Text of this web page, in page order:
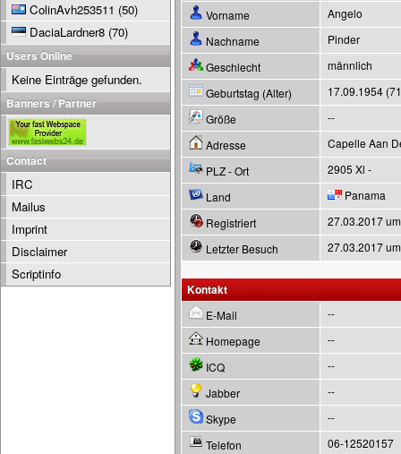
Vorname
Angelo
Nachname
Pinder
Geschlecht
männlich
Geburtstag (Alter)
17.09.1954
Größe
--
Adresse
Capelle Aan
PLZ - Ort
2905 Xl -
Land
Panama
Registriert
27.03.2017
Letzter Besuch
27.03.2017
Kontakt
E-Mail
--
Homepage
--
ICQ
--
Jabber
--
Skype
--
Telefon
06-12520157
ColinAvh253511 (50)
DaciaLardner8 (70)
Users Online
Keine Einträge gefunden.
Banners / Partner
Contact
IRC
Mailus
Imprint
Disclaimer
Scriptinfo